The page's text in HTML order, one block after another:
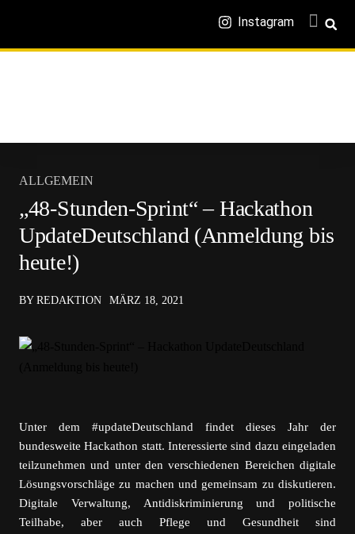
Instagram
ALLGEMEIN
„48-Stunden-Sprint“ – Hackathon
UpdateDeutschland (Anmeldung bis
heute!)
BY REDAKTION MÄRZ 18, 2021
Unter dem #updateDeutschland findet dieses Jahr der
bundesweite Hackathon statt. Interessierte sind dazu eingeladen
teilzunehmen und unter den verschiedenen Bereichen digitale
Lösungsvorschläge zu machen und gemeinsam zu diskutieren.
Digitale Verwaltung, Antidiskriminierung und politische
Teilhabe, aber auch Pflege und Gesundheit sind